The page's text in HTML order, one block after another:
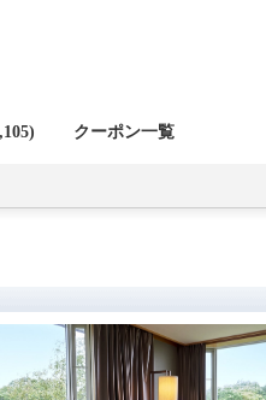
) クーポン一覧